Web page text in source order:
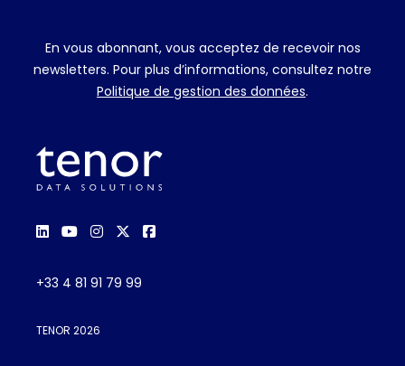
En vous abonnant, vous acceptez de recevoir nos
newsletters. Pour plus d’informations, consultez notre
Politique de gestion des données.
+33 4 81 91 79 99
TENOR 2026